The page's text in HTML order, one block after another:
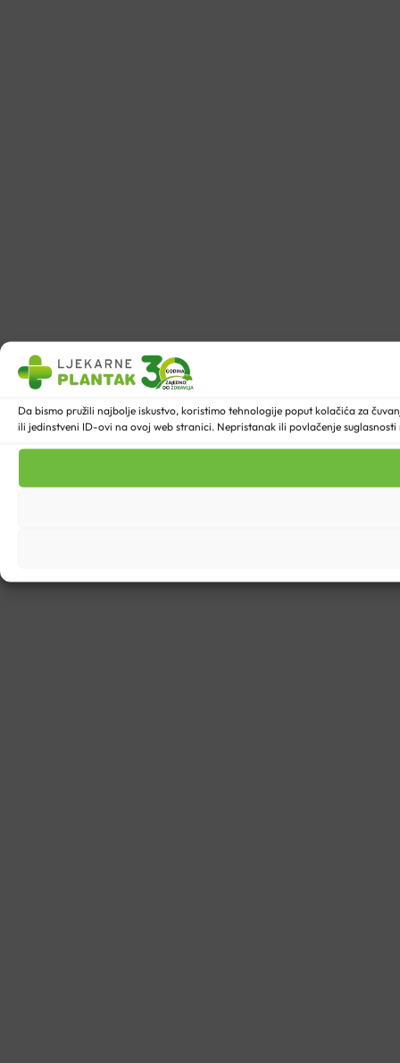
Da bismo pružili najbolje iskustvo, koristimo tehnologije poput kolačića za
ili jedinstveni ID-ovi na ovoj web stranici. Nepristanak ili povlačenje